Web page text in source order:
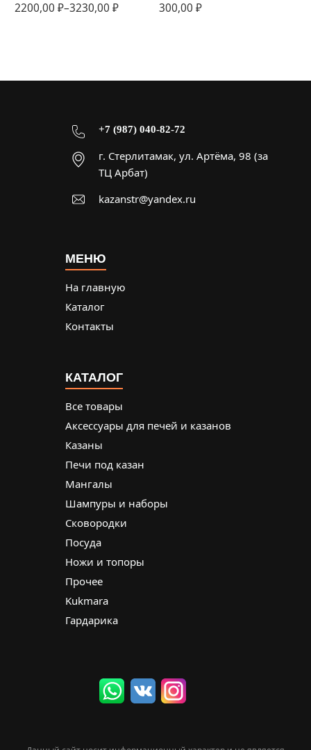
2200,00 ₽–3230,00 ₽ 300,00 ₽
+7 (987) 040-82-72
г. Стерлитамак, ул. Артёма, 98 (за
ТЦ Арбат)
kazanstr@yandex.ru
МЕНЮ
На главную
Каталог
Контакты
КАТАЛОГ
Все товары
Аксессуары для печей и казанов
Казаны
Печи под казан
Мангалы
Шампуры и наборы
Сковородки
Посуда
Ножи и топоры
Прочее
Kukmara
Гардарика